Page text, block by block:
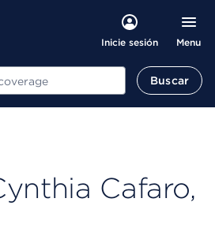
Inicie sesión Menu
Buscar
Cafaro,